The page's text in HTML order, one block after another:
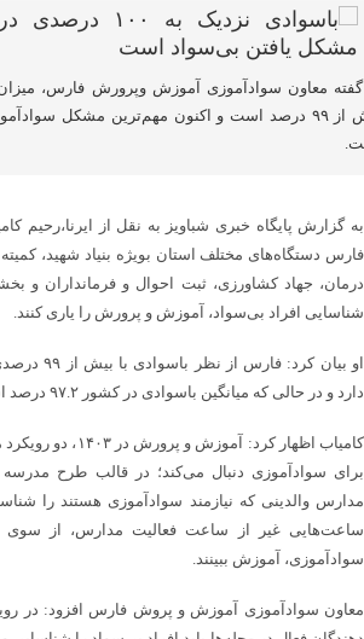
گفته معاون سوادآموزی آموزش وپرورش فارس،
بیش از ۹۹ درصد است و اکنون مهم‌ترین مشکل
به گزارش پایگاه خبری شباویز به نقل از ایرنا،رحیم
فارس دستگاه‌های مختلف استان بویژه بنیاد شهید،
درمان، جهاد کشاورزی، ثبت احوال و فرمانداران و
شناسایی افراد بی‌سواد، آموزش و پرورش را یاری کنند.
او بیان کرد:
دارد و در حالی که میانگین باسوادی در کشور ۹۷.۲ درصد است.
کامیاب اظهار کرد:
برای سوادآموزی دنبال می‌کند؛ در قالب طرح
مدارس والدینی که نیازمند سوادآموزی هستند را
ساعت‌هایی غیر از ساعت فعالیت مدارس، از سوی
سوادآموزی، آموزش ببینند.
معاون سوادآموزی آموزش و پروش فارس افزود: در